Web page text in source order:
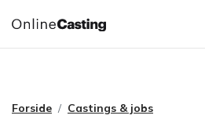
CASTINGS & JOBS
Forside Castings & jobs